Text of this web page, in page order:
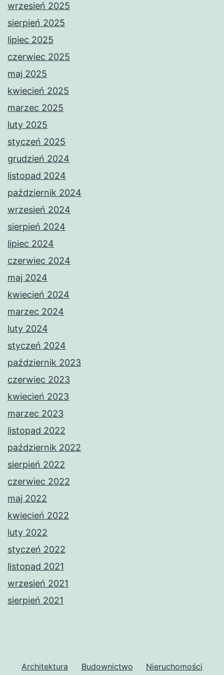
wrzesień 2025
sierpień 2025
lipiec 2025
czerwiec 2025
maj 2025
kwiecień 2025
marzec 2025
luty 2025
styczeń 2025
grudzień 2024
listopad 2024
październik 2024
wrzesień 2024
sierpień 2024
lipiec 2024
czerwiec 2024
maj 2024
kwiecień 2024
marzec 2024
luty 2024
styczeń 2024
październik 2023
czerwiec 2023
kwiecień 2023
marzec 2023
listopad 2022
październik 2022
sierpień 2022
czerwiec 2022
maj 2022
kwiecień 2022
luty 2022
styczeń 2022
listopad 2021
wrzesień 2021
sierpień 2021
Architektura Budownictwo Nieruchomości